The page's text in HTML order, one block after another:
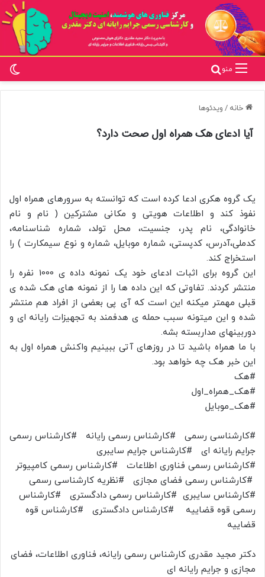
منو
خانه / ویدئوها
آیا ادعای هک همراه اول صحت دارد؟
یک گروه هکری ادعا کرده است که توانسته به سرورهای همراه اول
نفوذ کند و اطلاعات هویتی و مکانی مشترکین ( نام و نام
خانوادگی، نام پدر، جنسیت، محل تولد، شماره شناسنامه،
کدملی،آدرس، کدپستی، شماره موبایل، شماره و نوع سیمکارت ) را
استخراج کند.
این گروه برای اثبات ادعای خود یک نمونه داده ی 1000 نفره را
منتشر کردند. تفاوتی که این داده ها را از نمونه های هک شده ی
قبلی مهمتر میکنه این است که آی پی بعضی از افراد هم منتشر
شده و این میتونه سبب حمله ی هدفمند به تجهیزات رایانه ای و
دوربینهای مداربسته بشه‌.
با ما همراه باشید تا در روزهای آتی ببینیم واکنش همراه اول به
این خبر هک چه خواهد بود.
#هک
#هک_همراه_اول
#هک_موبایل
#کارشناسی رسمی #کارشناس رسمی رایانه #کارشناس رسمی
جرایم رایانه ای #کارشناس جرایم سایبری
#کارشناس رسمی فناوری اطلاعات #کارشناس رسمی کامپیوتر
#کارشناس رسمی فضای مجازی #نظریه کارشناسی رسمی
#کارشناس سایبری #کارشناس رسمی دادگستری #کارشناس
رسمی قوه قضاییه #کارشناس دادگستری #کارشناس قوه
قضاییه
دکتر مجید مقدری کارشناس رسمی رایانه، فناوری اطلاعات، فضای
مجازی و جرایم رایانه ای